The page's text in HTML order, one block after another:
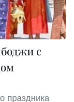
с
праздника